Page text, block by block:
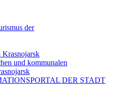
der
Krasnojarsk
und kommunalen
DER STADT